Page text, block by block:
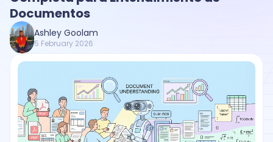
Documentos
Ashley Goolam
5 February 2026